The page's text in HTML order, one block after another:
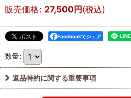
販売価格: 27,500円(税込)
Facebookでシェア
数量:
返品特約に関する重要事項